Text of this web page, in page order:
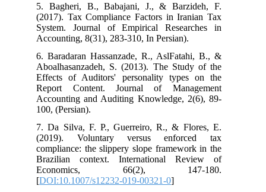
5. Bagheri, B., Babajani, J., & Barzideh, F.
(2017). Tax Compliance Factors in Iranian Tax
System. Journal of Empirical Researches in
Accounting, 8(31), 283-310, In Persian).
6. Baradaran Hassanzade, R., AslFatahi, B., &
Aboalhasanzadeh, S. (2013). The Study of the
Effects of Auditors' personality types on the
Report Content. Journal of Management
Accounting and Auditing Knowledge, 2(6), 89-
100, (Persian).
7. Da Silva, F. P., Guerreiro, R., & Flores, E.
(2019). Voluntary versus enforced tax
compliance: the slippery slope framework in the
Brazilian context. International Review of
Economics, 66(2), 147-180.
[DOI:10.1007/s12232-019-00321-0